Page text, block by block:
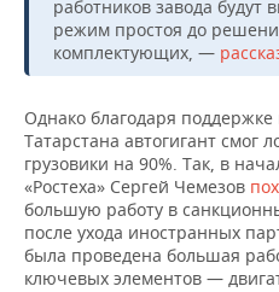
работников завода
режим простоя до
комплектующих, —
Однако благодаря поддержке
Татарстана автогигант смог
грузовики на 90%. Так, в
«Ростеха» Сергей Чемезов
большую работу в
после ухода иностранных
была проведена большая
ключевых элементов —